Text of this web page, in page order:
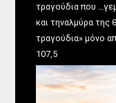
τραγούδια που
και τηναλμύρα
τραγούδια» μόνο
107,5